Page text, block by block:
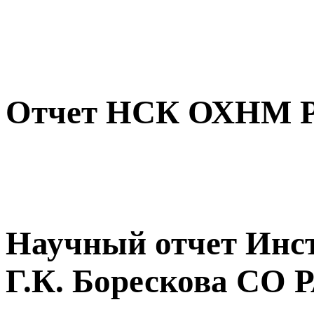
Отчет НСК ОХНМ
Научный отчет
Г.К. Борескова СО